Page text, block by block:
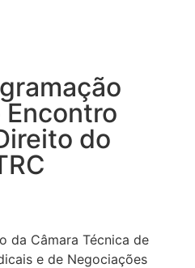
do
da Câmara Técnica de
e de Negociações